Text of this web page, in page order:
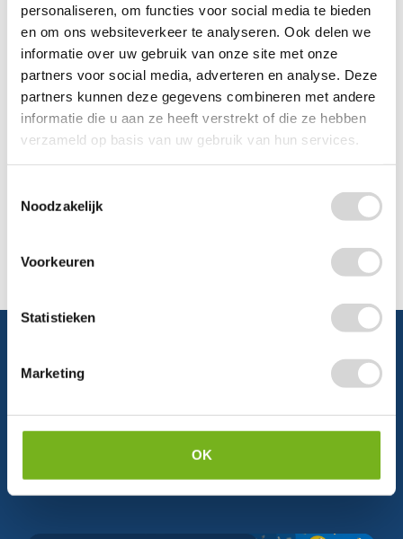
personaliseren, om functies voor social media te bieden
en om ons websiteverkeer te analyseren. Ook delen we
informatie over uw gebruik van onze site met onze
partners voor social media, adverteren en analyse. Deze
partners kunnen deze gegevens combineren met andere
informatie die u aan ze heeft verstrekt of die ze hebben
verzameld op basis van uw gebruik van hun services.
Noodzakelijk
Voorkeuren
Statistieken
Marketing
OK
WhatsApp 0348 479195
Mailen
Offerte aanvragen Vraag een speciale prijs op bij ons, wij
kijken naar de mogelijkheden.
Schrijf je in en ontvang direct
5% korting
Relevant nieuws